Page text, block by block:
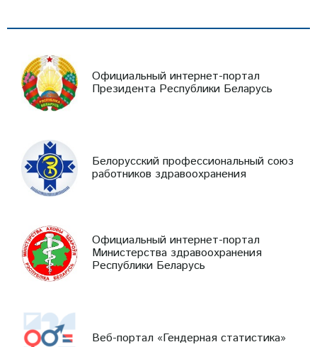
Официальный интернет-портал
Президента Республики Беларусь
Белорусский профессиональный союз
работников здравоохранения
Официальный интернет-портал
Министерства здравоохранения
Республики Беларусь
Веб-портал «Гендерная статистика»